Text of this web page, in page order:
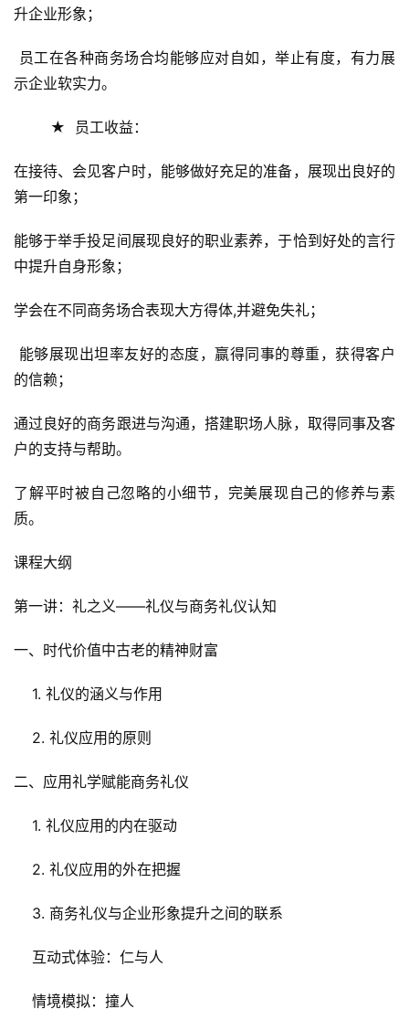
升企业形象；
员工在各种商务场合均能够应对自如，举止有度，有力展
示企业软实力。
        ★  员工收益：
在接待、会见客户时，能够做好充足的准备，展现出良好的
第一印象；
能够于举手投足间展现良好的职业素养，于恰到好处的言行
中提升自身形象；
学会在不同商务场合表现大方得体,并避免失礼；
能够展现出坦率友好的态度，赢得同事的尊重，获得客户
的信赖；
通过良好的商务跟进与沟通，搭建职场人脉，取得同事及客
户的支持与帮助。
了解平时被自己忽略的小细节，完美展现自己的修养与素
质。
课程大纲
第一讲：礼之义——礼仪与商务礼仪认知
一、时代价值中古老的精神财富
    1. 礼仪的涵义与作用
    2. 礼仪应用的原则
二、应用礼学赋能商务礼仪
    1. 礼仪应用的内在驱动
    2. 礼仪应用的外在把握
    3. 商务礼仪与企业形象提升之间的联系
    互动式体验：仁与人
    情境模拟：撞人